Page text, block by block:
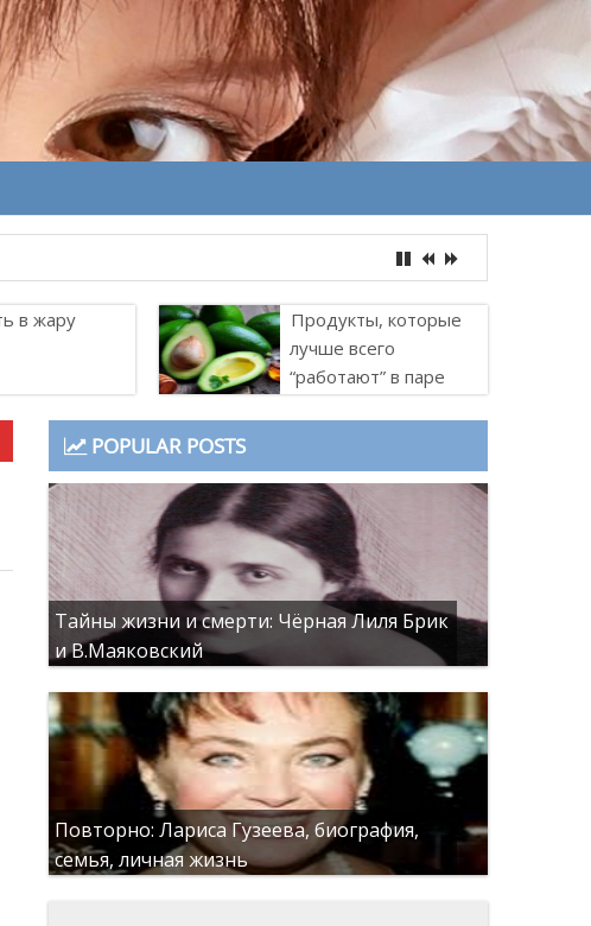
в жару
Продукты, которые
лучше всего
“работают” в паре
POPULAR POSTS
Тайны жизни и смерти: Чёрная Лиля Брик
и В.Маяковский
Повторно: Лариса Гузеева, биография,
семья, личная жизнь